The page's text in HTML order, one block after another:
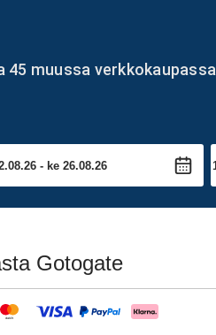
45 muussa verkkokaupassa
Gotogate